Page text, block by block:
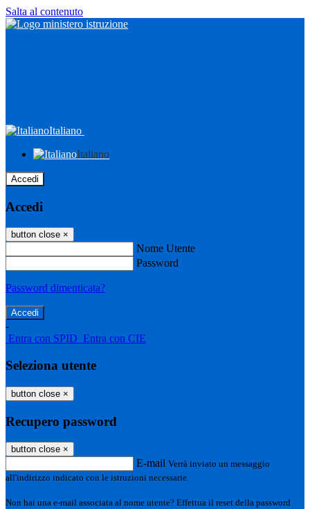
Salta al contenuto
Italiano
Italiano
Accedi
Accedi
button close ×
Nome Utente
Password
Password dimenticata?
-
Entra con SPID Entra con CIE
Seleziona utente
button close ×
Recupero password
button close ×
E-mail Verrà inviato un messaggio
all'indirizzo indicato con le istruzioni necessarie.
Non hai una e-mail associata al nome utente? Effettua il reset della password